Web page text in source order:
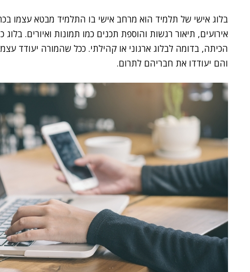
בלוג אישי של תלמיד הוא מרחב אישי בו התלמיד מבטא עצמו
אירועים, תיאור רגשות והוספת תכנים כמו תמונות ואיורים.
הכיתה, בדומה לבלוג ארגוני או קהילתי. ככל שהמורה יעודד
והם יעודדו את חבריהם לתרום.